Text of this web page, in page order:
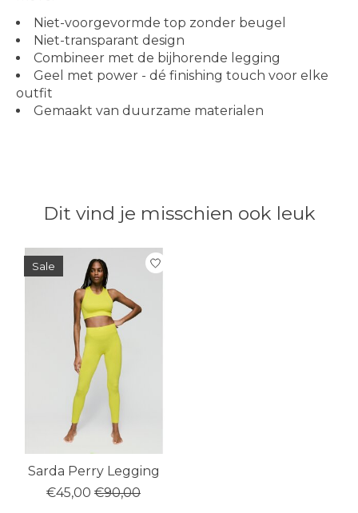
Niet-voorgevormde top zonder beugel
Niet-transparant design
Combineer met de bijhorende legging
Geel met power - dé finishing touch voor elke
outfit
Gemaakt van duurzame materialen
Dit vind je misschien ook leuk
Items van productcarrousel
Sale
Sarda Perry Legging
€45,00 €90,00